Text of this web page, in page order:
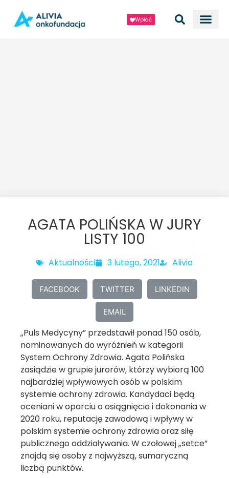
Wpłać
AGATA POLIŃSKA W JURY
LISTY 100
Aktualności 3 lutego, 2021 Alivia
FACEBOOK TWITTER LINKEDIN
EMAIL
„Puls Medycyny” przedstawił ponad 150 osób,
nominowanych do wyróżnień w kategorii
System Ochrony Zdrowia. Agata Polińska
zasiądzie w grupie jurorów, którzy wybiorą 100
najbardziej wpływowych osób w polskim
systemie ochrony zdrowia. Kandydaci będą
oceniani w oparciu o osiągnięcia i dokonania w
2020 roku, reputację zawodową i wpływy w
polskim systemie ochrony zdrowia oraz siłę
publicznego oddziaływania. W czołowej „setce”
znajdą się osoby z najwyższą, sumaryczną
liczbą punktów.